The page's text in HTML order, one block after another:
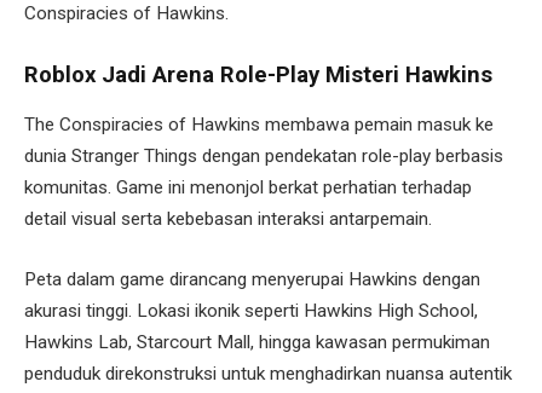
Conspiracies of Hawkins.
Roblox Jadi Arena Role-Play Misteri Hawkins
The Conspiracies of Hawkins membawa pemain masuk ke
dunia Stranger Things dengan pendekatan role-play berbasis
komunitas. Game ini menonjol berkat perhatian terhadap
detail visual serta kebebasan interaksi antarpemain.
Peta dalam game dirancang menyerupai Hawkins dengan
akurasi tinggi. Lokasi ikonik seperti Hawkins High School,
Hawkins Lab, Starcourt Mall, hingga kawasan permukiman
penduduk direkonstruksi untuk menghadirkan nuansa autentik